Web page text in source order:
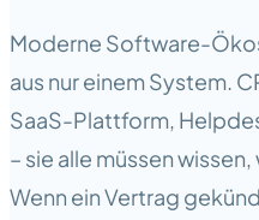
Moderne Software-
aus nur einem System.
SaaS-Plattform,
– sie alle müssen
Wenn ein Vertrag